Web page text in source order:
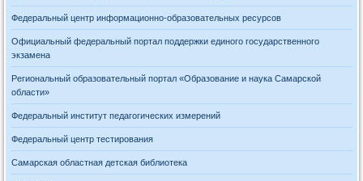
Федеральный центр информационно-образовательных ресурсов
Официальный федеральный портал поддержки единого государственного
экзамена
Региональный образовательный портал «Образование и наука Самарской
области»
Федеральный институт педагогических измерений
Федеральный центр тестирования
Самарская областная детская библиотека